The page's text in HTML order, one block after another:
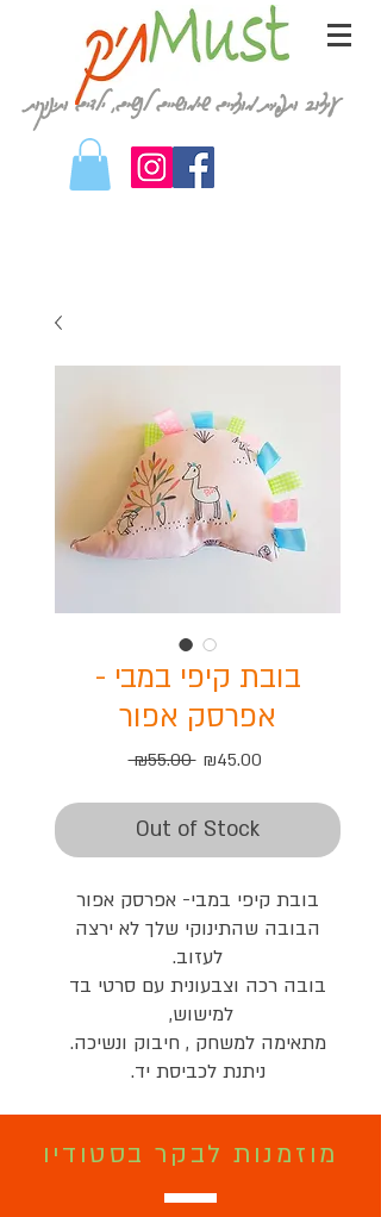
עיצוב ותפירת מוצרים שימושיים לנשים, ילדים ותינוקות
בובת קיפי במבי -
אפרסק אפור
₪55.00 Regular
₪45.00Sale
Out of Stock
בובת קיפי במבי- אפרסק אפור
הבובה שהתינוקי שלך לא ירצה
לעזוב.
בובה רכה וצבעונית עם סרטי בד
למישוש,
מתאימה למשחק , חיבוק ונשיכה.
ניתנת לכביסת יד.
מוזמנות לבקר בסטודיו